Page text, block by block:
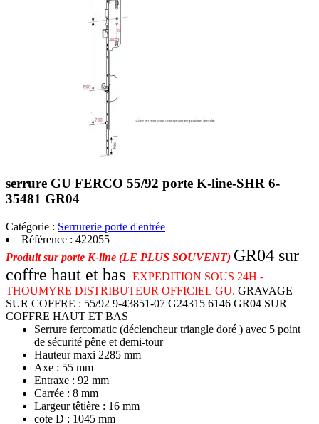
serrure GU FERCO 55/92 porte K-line-SHR 6-
35481 GR04
Catégorie : Serrurerie porte d'entrée
Référence : 422055
Produit sur porte K-line (LE PLUS SOUVENT) GR04 sur
coffre haut et bas EXPEDITION SOUS 24H -
THOUMYRE DISTRIBUTEUR OFFICIEL GU.
SUR COFFRE : 55/92 9-43851-07 G24315 6146 GR04 SUR
COFFRE HAUT ET BAS
Serrure fercomatic (déclencheur triangle doré ) avec 5 point
de sécurité pêne et demi-tour
Hauteur maxi 2285 mm
Axe : 55 mm
Entraxe : 92 mm
Carrée : 8 mm
Largeur têtière : 16 mm
cote D : 1045 mm